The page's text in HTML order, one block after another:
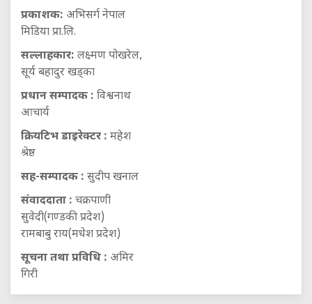
प्रकाशक: अभिसर्ग नेपाल
मिडिया प्रा.लि.
सल्लाहकार: लक्ष्मण पोखरेल,
सूर्य बहादुर खड्का
प्रधान सम्पादक : विश्वनाथ
आचार्य
क्रियटिभ डाइरेक्टर : महेश
श्रेष्ठ
सह-सम्पादक : सुदीप खनाल
संवाददाता : चक्रपाणी
सुवेदी(गण्डकी प्रदेश)
रामबाबु राय(मधेश प्रदेश)
सूचना तथा प्रविधि : अमिर
गिरी